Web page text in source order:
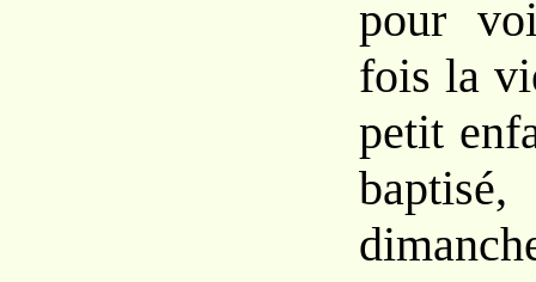
pour
fois la
petit